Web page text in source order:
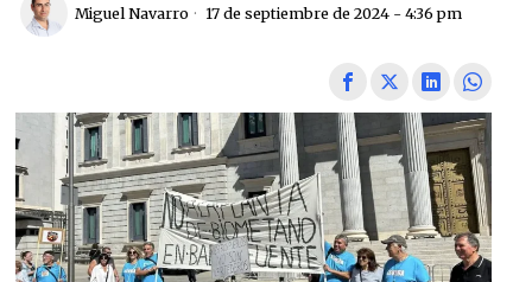
Miguel Navarro 17 de septiembre de 2024 - 4:36 pm